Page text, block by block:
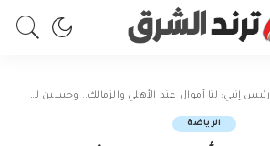
رئيس إنبي: لنا أموال عند الأهلي والزمالك.. وحسين لبيب أبلغني بمصير زياد كمال
الرياضة